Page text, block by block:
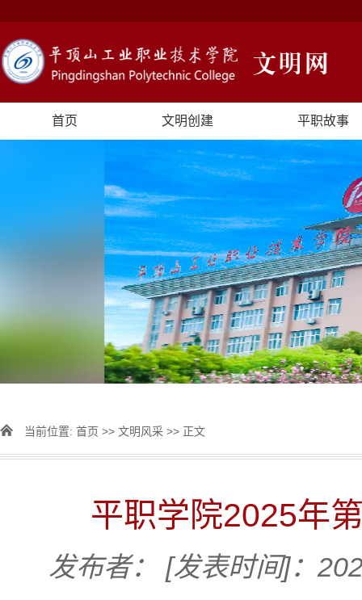
首页 文明创建 平职故事
当前位置: 首页 >> 文明风采 >> 正文
平职学院2025年
发布者： [发表时间]：